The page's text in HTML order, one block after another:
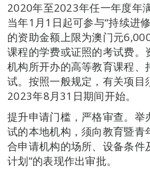
2020年至2023年任一年度年
当年1月1日起可参与“持续进
的资助金额上限为澳门元
课程的学费或证照的考试费
机构所开办的高等教育课程、
试。按照一般规定，有关项目
2023年8月31日期间开始。
提升申请门槛，严格审查。
试的本地机构，须向教育暨
合申请机构的场所、设备条件
计划”的表现作出审批。